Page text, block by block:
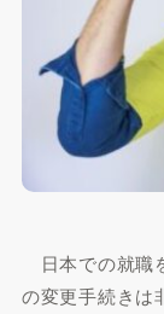
日本での就職
の変更手続きは